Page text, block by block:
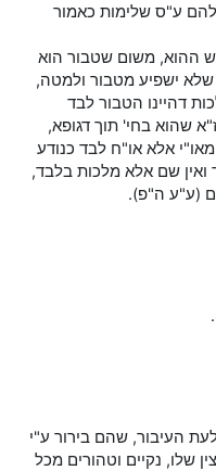
ע"ס שלימות כאמור
משום שטבור הוא
ישפיע מטבור ולמטה,
דהיינו הטבור לבד
שהוא בחי' תוך דגופא,
אלא או"ח לבד כנודע
שם אלא מלכות בלבד,
(ע"ע ה"פ).
העיבור, שהם בירור ע"י
שלו, נקיים וטהורים מכל